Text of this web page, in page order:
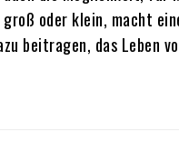
oder klein, macht
beitragen, das Leben